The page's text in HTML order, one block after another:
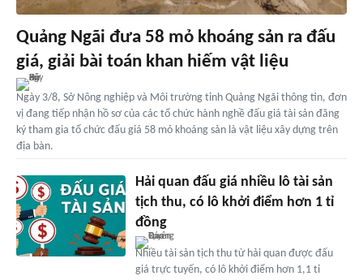
Quảng Ngãi đưa 58 mỏ khoáng sản ra đấu
giá, giải bài toán khan hiếm vật liệu
Ngày 3/8, Sở Nông nghiệp và Môi trường tỉnh Quảng Ngãi thông tin, đơn
vị đang tiếp nhận hồ sơ của các tổ chức hành nghề đấu giá tài sản đăng
ký tham gia tổ chức đấu giá 58 mỏ khoáng sản là vật liệu xây dựng trên
địa bàn.
Hải quan đấu giá nhiều lô tài sản
tịch thu, có lô khởi điểm hơn 1 tỉ
đồng
Nhiều tài sản tịch thu từ hải quan được đấu
giá trực tuyến, có lô khởi điểm hơn 1,1 tỉ